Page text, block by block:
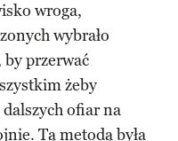
wroga,
wybrało
przerwać
żeby
ofiar na
Tą metodą była